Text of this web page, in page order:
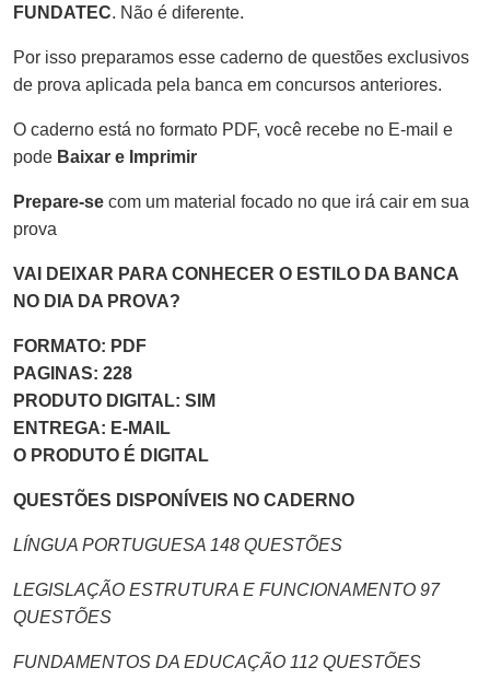
FUNDATEC. Não é diferente.
Por isso preparamos esse caderno de questões exclusivos
de prova aplicada pela banca em concursos anteriores.
O caderno está no formato PDF, você recebe no E-mail e
pode Baixar e Imprimir
Prepare-se com um material focado no que irá cair em sua
prova
VAI DEIXAR PARA CONHECER O ESTILO DA BANCA
NO DIA DA PROVA?
FORMATO: PDF
PAGINAS: 228
PRODUTO DIGITAL: SIM
ENTREGA: E-MAIL
O PRODUTO É DIGITAL
QUESTÕES DISPONÍVEIS NO CADERNO
LÍNGUA PORTUGUESA 148 QUESTÕES
LEGISLAÇÃO ESTRUTURA E FUNCIONAMENTO 97
QUESTÕES
FUNDAMENTOS DA EDUCAÇÃO 112 QUESTÕES